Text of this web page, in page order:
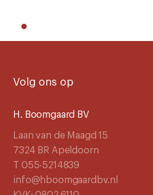
Volg ons op
H. Boomgaard BV
Laan van de Maagd 15
7324 BR Apeldoorn
T 055-5214839
info@hboomgaardbv.nl